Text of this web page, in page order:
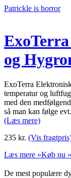
Patrickle is horror
og
ExoTerra
temperatur og
med den
så man kan følge
(Læs mere)
235 kr. (Vis
Læs mere »Køb nu »
De mest populære